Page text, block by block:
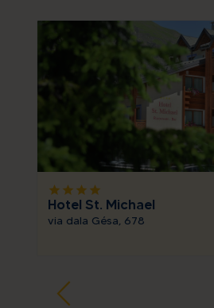
starstarstarstar
Hotel St. Michael
via dala Gésa, 678